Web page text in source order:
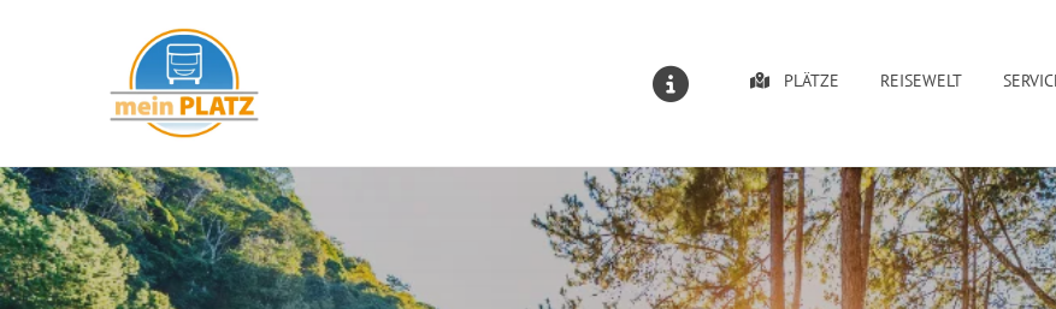
PLÄTZE REISEWELT